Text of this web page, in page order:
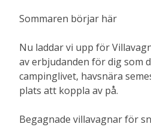
Sommaren börjar här
Nu laddar vi upp för
av erbjudanden för dig som
campinglivet, havsnära
plats att koppla av på.
Begagnade villavagnar för